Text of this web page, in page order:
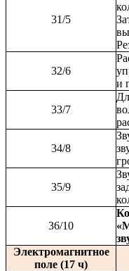
31/5
32/6
и
33/7
34/8
35/9
36/10
Электромагнитное
поле (17 ч)